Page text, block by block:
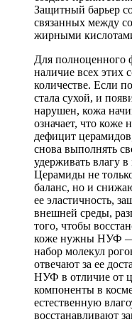
Защитный барьер
связанных между
жирными
Для полноценного
наличие всех этих
количестве. Если
стала сухой, и
нарушен, кожа
означает, что коже
дефицит
снова выполнять
удерживать влагу
Церамиды не
баланс, но и
ее эластичность,
внешней среды,
того, чтобы
коже нужны НУФ —
набор молекул
отвечают за ее
НУФ в отличие от
компоненты в
естественную
восстанавливают